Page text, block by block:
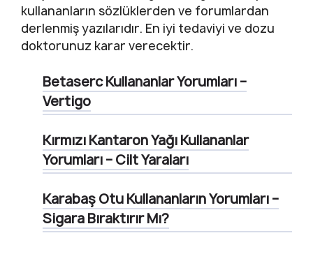
kullananların sözlüklerden ve forumlardan
derlenmiş yazılarıdır. En iyi tedaviyi ve dozu
doktorunuz karar verecektir.
Betaserc Kullananlar Yorumları –
Vertigo
Kırmızı Kantaron Yağı Kullananlar
Yorumları – Cilt Yaraları
Karabaş Otu Kullananların Yorumları –
Sigara Bıraktırır Mı?